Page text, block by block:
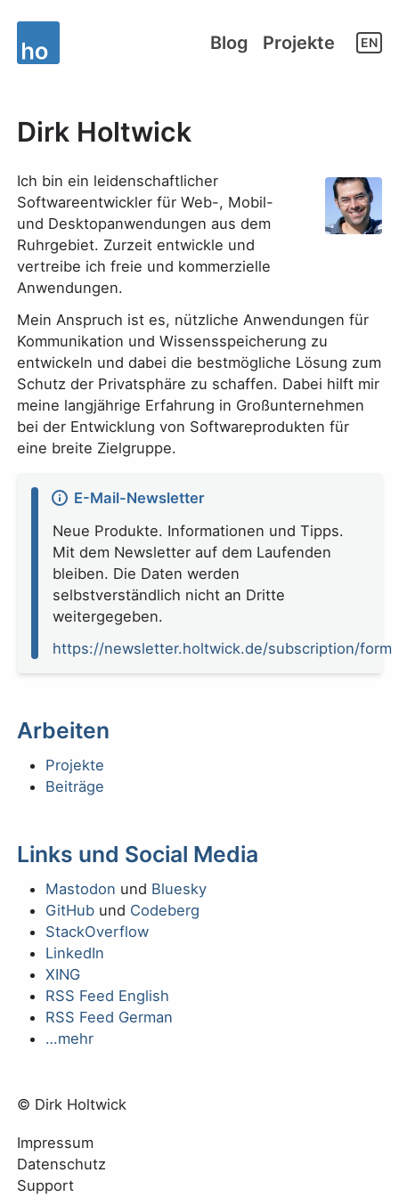
Blog Projekte EN
Dirk Holtwick
Ich bin ein leidenschaftlicher
Softwareentwickler für Web-, Mobil-
und Desktopanwendungen aus dem
Ruhrgebiet. Zurzeit entwickle und
vertreibe ich freie und kommerzielle
Anwendungen.
Mein Anspruch ist es, nützliche Anwendungen für
Kommunikation und Wissensspeicherung zu
entwickeln und dabei die bestmögliche Lösung zum
Schutz der Privatsphäre zu schaffen. Dabei hilft mir
meine langjährige Erfahrung in Großunternehmen
bei der Entwicklung von Softwareprodukten für
eine breite Zielgruppe.
E-Mail-Newsletter
Neue Produkte. Informationen und Tipps.
Mit dem Newsletter auf dem Laufenden
bleiben. Die Daten werden
selbstverständlich nicht an Dritte
weitergegeben.
https://newsletter.holtwick.de/subscription/form
Arbeiten
Projekte
Beiträge
Links und Social Media
Mastodon und Bluesky
GitHub und Codeberg
StackOverflow
LinkedIn
XING
RSS Feed English
RSS Feed German
…mehr
© Dirk Holtwick
Impressum
Datenschutz
Support